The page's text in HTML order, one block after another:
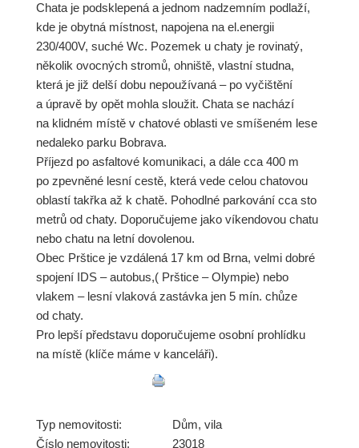
Chata je podsklepená a jednom nadzemním podlaží,
kde je obytná místnost, napojena na el.energii
230/400V, suché Wc. Pozemek u chaty je rovinatý,
několik ovocných stromů, ohniště, vlastní studna,
která je již delší dobu nepoužívaná – po vyčištění
a úpravě by opět mohla sloužit. Chata se nachází
na klidném místě v chatové oblasti ve smíšeném lese
nedaleko parku Bobrava.
Příjezd po asfaltové komunikaci, a dále cca 400 m
po zpevněné lesní cestě, která vede celou chatovou
oblastí takřka až k chatě. Pohodlné parkování cca sto
metrů od chaty. Doporučujeme jako víkendovou chatu
nebo chatu na letní dovolenou.
Obec Prštice je vzdálená 17 km od Brna, velmi dobré
spojení IDS – autobus,( Prštice – Olympie) nebo
vlakem – lesní vlaková zastávka jen 5 mín. chůze
od chaty.
Pro lepší představu doporučujeme osobní prohlídku
na místě (klíče máme v kanceláři).
Typ nemovitosti:
Dům, vila
Číslo nemovitosti:
23018